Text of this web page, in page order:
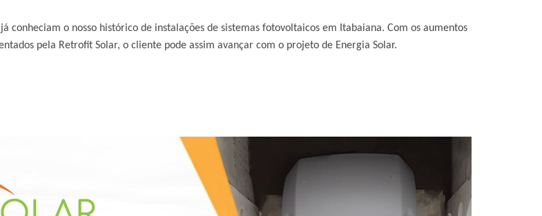
conheciam o nosso histórico de instalações de sistemas fotovoltaicos em Itabaiana. Com os aumentos
pela Retrofit Solar, o cliente pode assim avançar com o projeto de Energia Solar.